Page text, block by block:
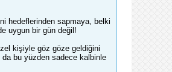
hedeflerinden sapmaya, belki
uygun bir gün değil!
kişiyle göz göze geldiğini
bu yüzden sadece kalbinle